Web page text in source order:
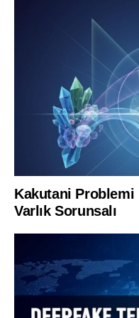
Kakutani Problemi
Varlık Sorunsalı